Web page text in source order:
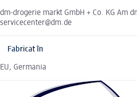
dm-drogerie markt GmbH + Co. KG Am
servicecenter@dm.de
Fabricat în
EU, Germania